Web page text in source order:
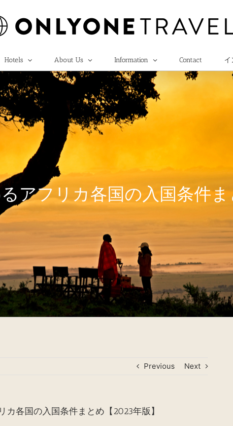
Hotels About Us Information Contact イ
アフリカ各国の入国条件ま
Previous Next
各国の入国条件まとめ【2023年版】